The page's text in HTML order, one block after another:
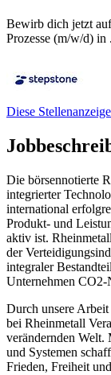
Bewirb dich jetzt
Prozesse (m/w/d) in .
Diese
Die börsennotierte
integrierter
international
Produkt- und
aktiv ist.
der
integraler
Unternehmen CO2-
Durch unsere
bei Rheinmetall
verändernden Welt.
und Systemen
Frieden, Freiheit